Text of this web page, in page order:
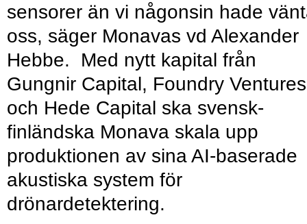
sensorer än vi någonsin hade
oss, säger Monavas vd Alexander
Hebbe. Med nytt kapital från
Gungnir Capital, Foundry Ventures
och Hede Capital ska svensk-
finländska Monava skala upp
produktionen av sina AI-baserade
akustiska system för
drönardetektering.